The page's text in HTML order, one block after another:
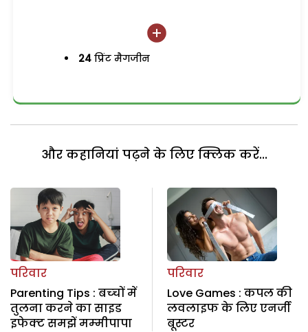
24 प्रिंट मैगजीन
और कहानियां पढ़ने के लिए क्लिक करें...
परिवार
Parenting Tips : बच्‍चों में
तुलना करने का साइड
इफेक्‍ट समझें मम्‍मीपापा
परिवार
Love Games : कपल की
लवलाइफ के लिए एनर्जी
बूस्‍टर